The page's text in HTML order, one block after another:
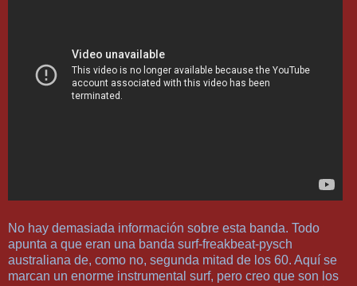
No hay demasiada información sobre esta banda. Todo
apunta a que eran una banda surf-freakbeat-pysch
australiana de, como no, segunda mitad de los 60. Aquí se
marcan un enorme instrumental surf, pero creo que son los